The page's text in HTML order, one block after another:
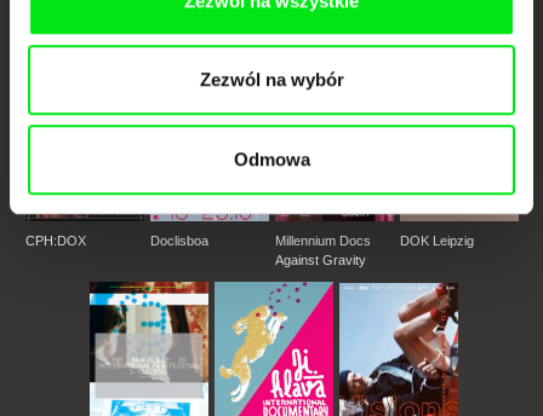
Zezwól na wybór
Odmowa
Członkowie Doc Alliance
CPH:DOX Doclisboa
Millennium Docs
Against Gravity
DOK Leipzig